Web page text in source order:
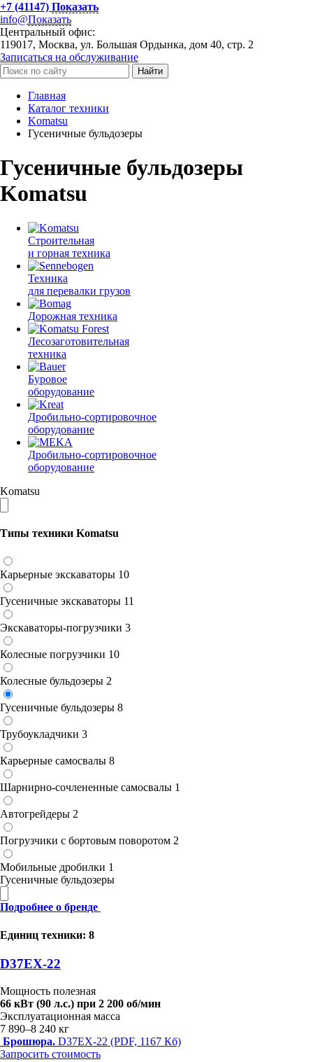
+7 (41147) Показать
info@Показать
Центральный офис:
119017, Москва, ул. Большая Ордынка, дом 40, стр. 2
Записаться на обслуживание
Найти
Главная
Каталог техники
Komatsu
Гусеничные бульдозеры
Гусеничные бульдозеры
Komatsu
Строительная
и горная техника
Техника
для перевалки грузов
Дорожная техника
Лесозаготовительная
техника
Буровое
оборудование
Дробильно-сортировочное
оборудование
Дробильно-сортировочное
оборудование
Komatsu
Типы техники Komatsu
Карьерные экскаваторы 10
Гусеничные экскаваторы 11
Экскаваторы-погрузчики 3
Колесные погрузчики 10
Колесные бульдозеры 2
Гусеничные бульдозеры 8
Трубоукладчики 3
Карьерные самосвалы 8
Шарнирно-сочлененные cамосвалы 1
Автогрейдеры 2
Погрузчики с бортовым поворотом 2
Мобильные дробилки 1
Гусеничные бульдозеры
Подробнее о бренде
Единиц техники: 8
D37EX-22
Мощность полезная
66 кВт (90 л.с.) при 2 200 об/мин
Эксплуатационная масса
7 890–8 240 кг
Брошюра. D37EX-22 (PDF, 1167 Кб)
Запросить стоимость